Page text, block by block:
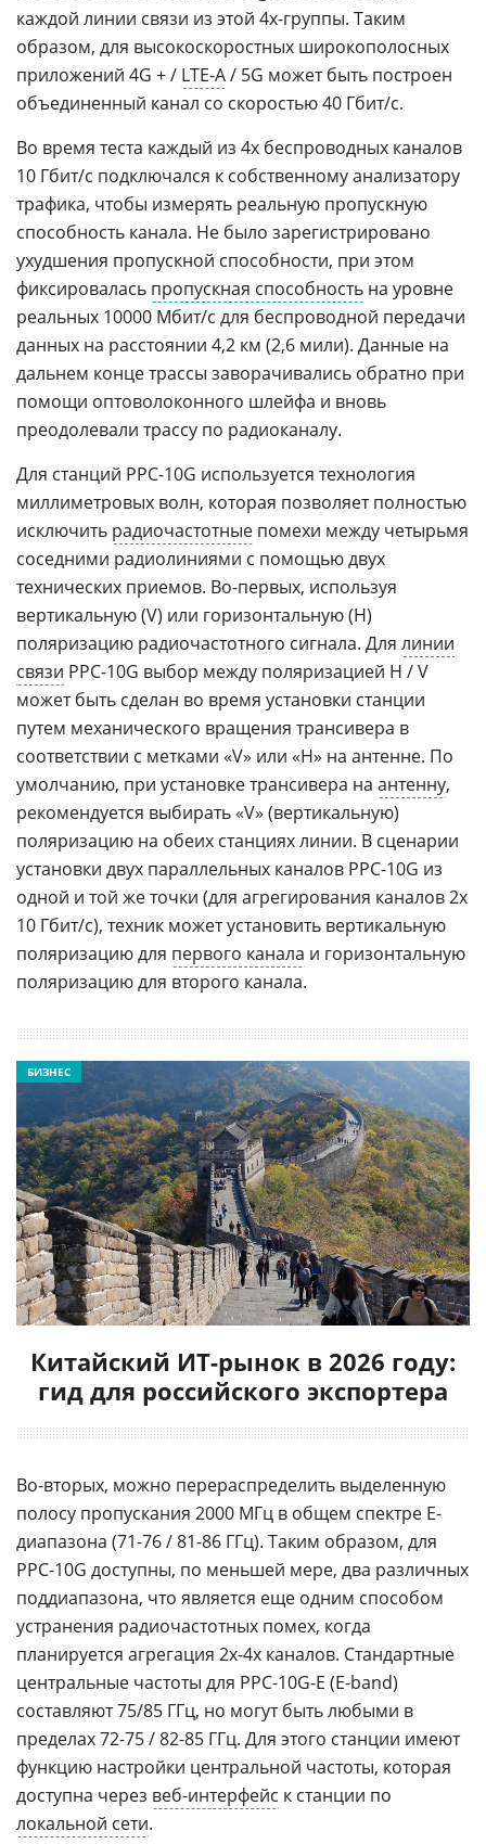
каждой линии связи из этой 4х-группы. Таким
образом, для высокоскоростных широкополосных
приложений 4G + / LTE-A/ 5G может быть построен
объединенный канал со скоростью 40 Гбит/с.
Во время теста каждый из 4x беспроводных каналов
10 Гбит/с подключался к собственному анализатору
трафика, чтобы измерять реальную пропускную
способность канала. Не было зарегистрировано
ухудшения пропускной способности, при этом
фиксировалась пропускная способность на уровне
реальных 10000 Мбит/с для беспроводной передачи
данных на расстоянии 4,2 км (2,6 мили). Данные на
дальнем конце трассы заворачивались обратно при
помощи оптоволоконного шлейфа и вновь
преодолевали трассу по радиоканалу.
Для станций PPC-10G используется технология
миллиметровых волн, которая позволяет полностью
исключить радиочастотные помехи между четырьмя
соседними радиолиниями с помощью двух
технических приемов. Во-первых, используя
вертикальную (V) или горизонтальную (H)
поляризацию радиочастотного сигнала. Для линии
связи PPC-10G выбор между поляризацией H / V
может быть сделан во время установки станции
путем механического вращения трансивера в
соответствии с метками «V» или «H» на антенне. По
умолчанию, при установке трансивера на антенну,
рекомендуется выбирать «V» (вертикальную)
поляризацию на обеих станциях линии. В сценарии
установки двух параллельных каналов PPC-10G из
одной и той же точки (для агрегирования каналов 2x
10 Гбит/с), техник может установить вертикальную
поляризацию для первого канала и горизонтальную
поляризацию для второго канала.
Китайский ИТ-рынок в 2026 году:
гид для российского экспортера
БИЗНЕС
Во-вторых, можно перераспределить выделенную
полосу пропускания 2000 МГц в общем спектре E-
диапазона (71-76 / 81-86 ГГц). Таким образом, для
PPC-10G доступны, по меньшей мере, два различных
поддиапазона, что является еще одним способом
устранения радиочастотных помех, когда
планируется агрегация 2x-4x каналов. Стандартные
центральные частоты для PPC-10G-E (E-band)
составляют 75/85 ГГц, но могут быть любыми в
пределах 72-75 / 82-85 ГГц. Для этого станции имеют
функцию настройки центральной частоты, которая
доступна через веб-интерфейс к станции по
локальной сети.